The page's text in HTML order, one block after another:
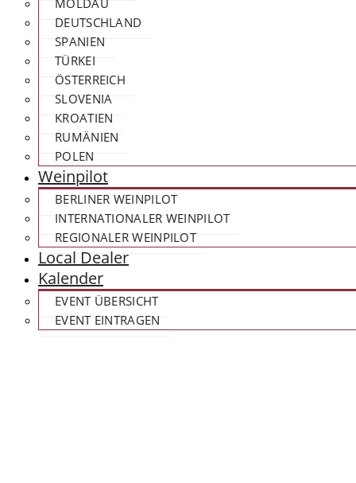
MOLDAU
DEUTSCHLAND
SPANIEN
TÜRKEI
ÖSTERREICH
SLOVENIA
KROATIEN
RUMÄNIEN
POLEN
Weinpilot
BERLINER WEINPILOT
INTERNATIONALER WEINPILOT
REGIONALER WEINPILOT
Local Dealer
Kalender
EVENT ÜBERSICHT
EVENT EINTRAGEN